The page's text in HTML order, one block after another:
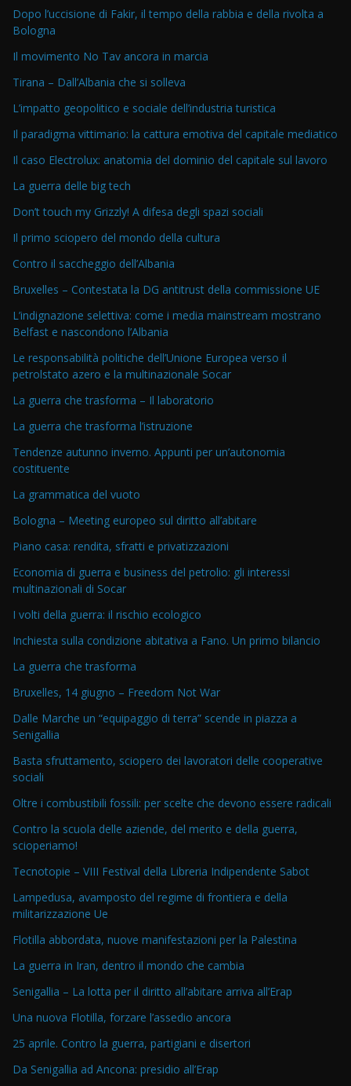
Dopo l’uccisione di Fakir, il tempo della rabbia e della rivolta a
Bologna
Il movimento No Tav ancora in marcia
Tirana – Dall’Albania che si solleva
L’impatto geopolitico e sociale dell’industria turistica
Il paradigma vittimario: la cattura emotiva del capitale mediatico
Il caso Electrolux: anatomia del dominio del capitale sul lavoro
La guerra delle big tech
Don’t touch my Grizzly! A difesa degli spazi sociali
Il primo sciopero del mondo della cultura
Contro il saccheggio dell’Albania
Bruxelles – Contestata la DG antitrust della commissione UE
L’indignazione selettiva: come i media mainstream mostrano
Belfast e nascondono l’Albania
Le responsabilità politiche dell’Unione Europea verso il
petrolstato azero e la multinazionale Socar
La guerra che trasforma – Il laboratorio
La guerra che trasforma l’istruzione
Tendenze autunno inverno. Appunti per un’autonomia
costituente
La grammatica del vuoto
Bologna – Meeting europeo sul diritto all’abitare
Piano casa: rendita, sfratti e privatizzazioni
Economia di guerra e business del petrolio: gli interessi
multinazionali di Socar
I volti della guerra: il rischio ecologico
Inchiesta sulla condizione abitativa a Fano. Un primo bilancio
La guerra che trasforma
Bruxelles, 14 giugno – Freedom Not War
Dalle Marche un “equipaggio di terra” scende in piazza a
Senigallia
Basta sfruttamento, sciopero dei lavoratori delle cooperative
sociali
Oltre i combustibili fossili: per scelte che devono essere radicali
Contro la scuola delle aziende, del merito e della guerra,
scioperiamo!
Tecnotopie – VIII Festival della Libreria Indipendente Sabot
Lampedusa, avamposto del regime di frontiera e della
militarizzazione Ue
Flotilla abbordata, nuove manifestazioni per la Palestina
La guerra in Iran, dentro il mondo che cambia
Senigallia – La lotta per il diritto all’abitare arriva all’Erap
Una nuova Flotilla, forzare l’assedio ancora
25 aprile. Contro la guerra, partigiani e disertori
Da Senigallia ad Ancona: presidio all’Erap